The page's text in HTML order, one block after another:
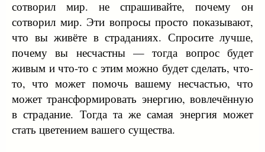
сотворил мир. не спрашивайте, почему он
сотворил мир. Эти вопросы просто показывают,
что вы живёте в страданиях. Спросите лучше,
почему вы несчастны — тогда вопрос будет
живым и что-то с этим можно будет сделать, что-
то, что может помочь вашему несчастью, что
может трансформировать энергию, вовлечённую
в страдание. Тогда та же самая энергия может
стать цветением вашего существа.